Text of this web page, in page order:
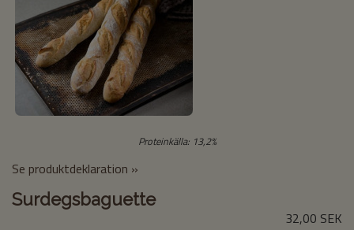
Proteinkälla: 13,2%
Se produktdeklaration »
Surdegsbaguette
32,00 SEK